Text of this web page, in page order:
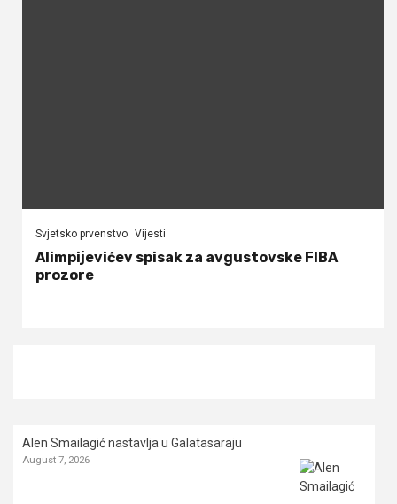
Svjetsko prvenstvo Vijesti
Alimpijevićev spisak za avgustovske FIBA
prozore
Alen Smailagić nastavlja u Galatasaraju
August 7, 2026